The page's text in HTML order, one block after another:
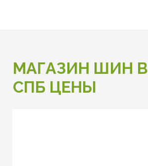
МАГАЗИН ШИН В
СПБ ЦЕНЫ